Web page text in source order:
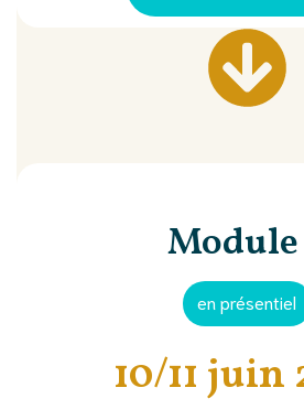
Module
en présentiel
10/11 juin